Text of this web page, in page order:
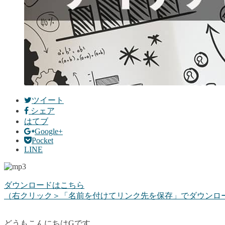
ツイート
シェア
はてブ
Google+
Pocket
LINE
ダウンロードはこちら
（右クリック＞「名前を付けてリンク先を保存」でダウンロ
どうもこんにちはGです。